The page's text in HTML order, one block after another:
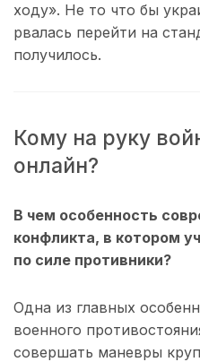
ходу». Не то что бы
рвалась перейти на
получилось.
Кому на руку
онлайн?
В чем особенность
конфликта, в котором
по силе противники?
Одна из главных
военного
совершать маневры